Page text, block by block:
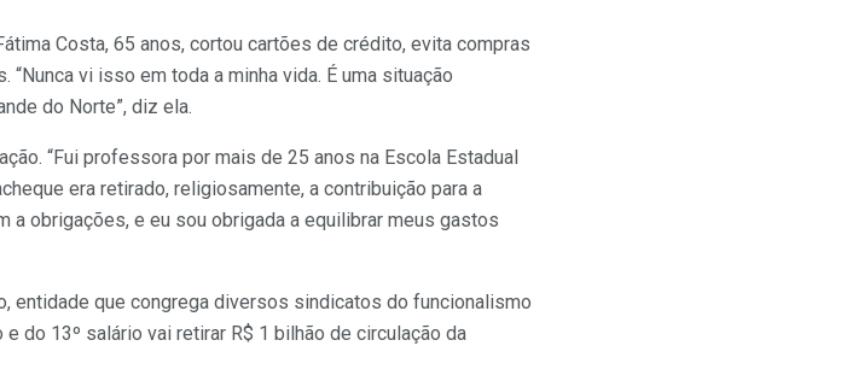
Costa, 65 anos, cortou cartões de crédito, evita compras
vi isso em toda a minha vida. É uma situação
do Norte”, diz ela.
“Fui professora por mais de 25 anos na Escola Estadual
era retirado, religiosamente, a contribuição para a
a obrigações, e eu sou obrigada a equilibrar meus gastos
entidade que congrega diversos sindicatos do funcionalismo
do 13º salário vai retirar R$ 1 bilhão de circulação da